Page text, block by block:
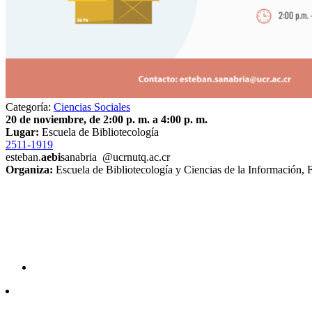
Categoría: Ciencias Sociales
20 de noviembre, de 2:00 p. m. a 4:00 p. m.
Lugar: Escuela de Bibliotecología
2511-1919
esteban.aebisanabria @ucrnutq.ac.cr
Organiza: Escuela de Bibliotecología y Ciencias de la Información,